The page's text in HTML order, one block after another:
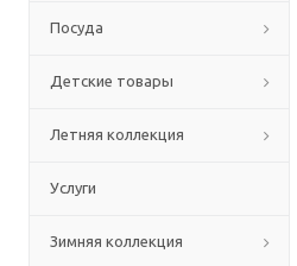
Посуда
Детские товары
Летняя коллекция
Услуги
Зимняя коллекция